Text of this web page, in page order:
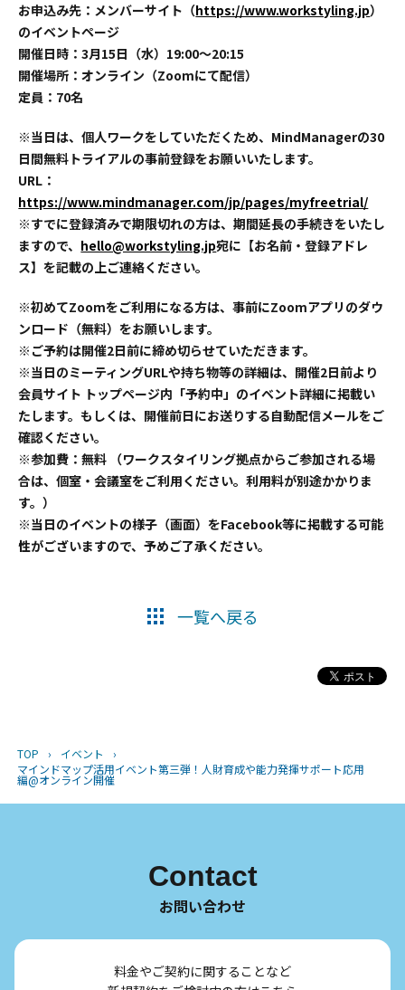
お申込み先：メンバーサイト（https://www.workstyling.jp）
のイベントページ
開催日時：3月15日（水）19:00〜20:15
開催場所：オンライン（Zoomにて配信）
定員：70名
※当日は、個人ワークをしていただくため、MindManagerの30
日間無料トライアルの事前登録をお願いいたします。
URL：
https://www.mindmanager.com/jp/pages/myfreetrial/
※すでに登録済みで期限切れの方は、期間延長の手続きをいたし
ますので、 hello@workstyling.jp宛に【お名前・登録アドレ
ス】を記載の上ご連絡ください。
※初めてZoomをご利用になる方は、事前にZoomアプリのダウ
ンロード（無料）をお願いします。
※ご予約は開催2日前に締め切らせていただきます。
※当日のミーティングURLや持ち物等の詳細は、開催2日前より
会員サイト トップページ内「予約中」のイベント詳細に掲載い
たします。もしくは、開催前日にお送りする自動配信メールをご
確認ください。
※参加費：無料 （ワークスタイリング拠点からご参加される場
合は、個室・会議室をご利用ください。利用料が別途かかりま
す。）
※当日のイベントの様子（画面）をFacebook等に掲載する可能
性がございますので、予めご了承ください。
一覧へ戻る
TOP › イベント
›
マインドマップ活用イベント第三弾！人財育成や能力発揮サポート応用
編@オンライン開催
Contact
お問い合わせ
料金やご契約に関することなど